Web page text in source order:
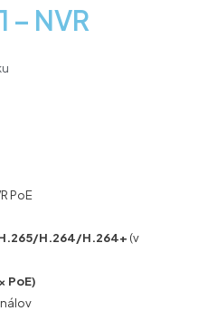
– NVR
PoE
H.264/H.264+ (v
PoE)